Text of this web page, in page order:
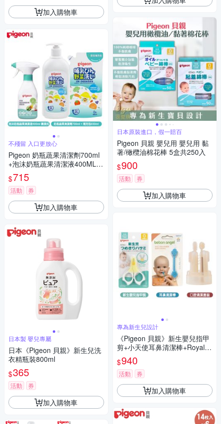
加入購物車
不殘留 入口更放心
Pigeon 奶瓶蔬果清潔劑700ml
+泡沫奶瓶蔬果清潔液400ML噴
頭式+補充包650ml
$715
活動 券
加入購物車
日本製 嬰兒專屬
日本《Pigeon 貝親》新生兒洗
衣精瓶裝800ml
$365
活動 券
加入購物車
日本原裝進口，假一賠百
Pigeon 貝親 嬰兒用 嬰兒用 黏
著/橄欖油棉花棒 5盒共250入
$900
活動 券
加入購物車
專為新生兒設計
《Pigeon 貝親》新生嬰兒指甲
剪+小天使耳鼻清潔棒+Royalca
re口腔清潔套裝組合附收納盒
$940
活動 券
加入購物車